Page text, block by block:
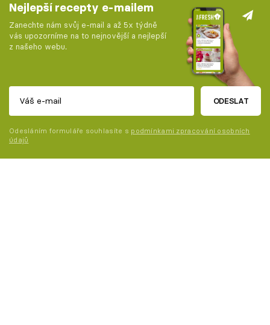
Nejlepší recepty e-mailem
Zanechte nám svůj e-mail a až 5x týdně
vás upozorníme na to nejnovější a nejlepší
z našeho webu.
ODESLAT
Odesláním formuláře souhlasíte s podmínkami zpracování osobních
údajů